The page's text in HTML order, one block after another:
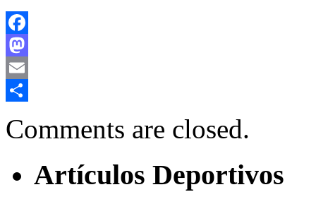
Facebook
Mastodon
Email
Comments are closed.
Artículos Deportivos